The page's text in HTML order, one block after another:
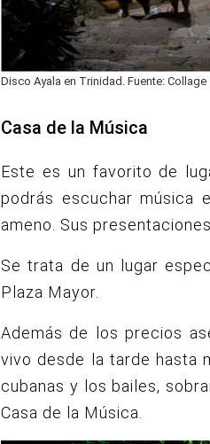
Disco Ayala en Trinidad. Fuente: Collage
Casa de la Música
Este es un favorito de
podrás escuchar música
ameno. Sus
Se trata de un lugar
Plaza Mayor.
Además de los precios
vivo desde la tarde hasta
cubanas y los bailes,
Casa de la Música.